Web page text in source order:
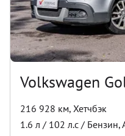
Volkswagen
216 928 км, Хетчбэк
1.6 л / 102 л.с / Бензин,